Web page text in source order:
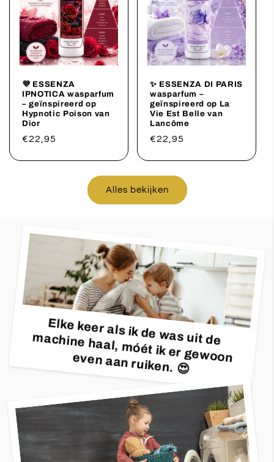
💜 ESSENZA
IPNOTICA wasparfum
– geïnspireerd op
Hypnotic Poison van
Dior
Normale
€22,95
✨ ESSENZA DI PARIS
wasparfum –
geïnspireerd op La
Vie Est Belle van
Lancôme
Normale
€22,95
Alles bekijken
Elke keer als ik de was uit de
machine haal, móét ik er gewoon even aan ruiken. 😍